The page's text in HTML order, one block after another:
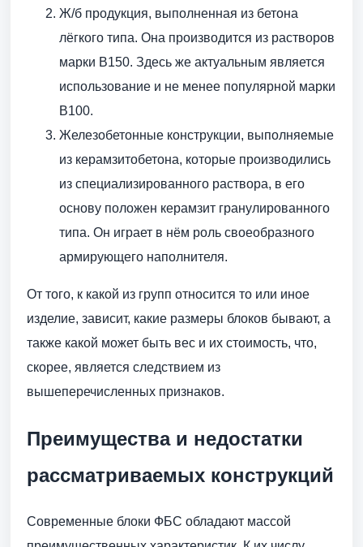
Ж/б продукция, выполненная из бетона
лёгкого типа. Она производится из растворов
марки В150. Здесь же актуальным является
использование и не менее популярной марки
В100.
Железобетонные конструкции, выполняемые
из керамзитобетона, которые производились
из специализированного раствора, в его
основу положен керамзит гранулированного
типа. Он играет в нём роль своеобразного
армирующего наполнителя.
От того, к какой из групп относится то или иное
изделие, зависит, какие размеры блоков бывают, а
также какой может быть вес и их стоимость, что,
скорее, является следствием из
вышеперечисленных признаков.
Преимущества и недостатки
рассматриваемых конструкций
Современные блоки ФБС обладают массой